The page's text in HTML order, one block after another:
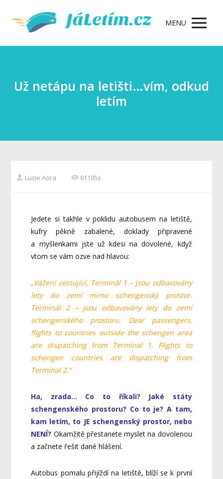
MENU
Už netápu na letišti…vím, odkud
letím
Lucie Aora 91195x
Jedete si takhle v poklidu autobusem na letiště,
kufry pěkně zabalené, doklady připravené
a myšlenkami jste už kdesi na dovolené, když
vtom se vám ozve nad hlavou:
„Vážení cestující, Terminál 1 – jsou odbavovány
lety do zemí mimo schengenský prostor.
Terminál 2 – jsou odbavovány lety do zemí
schengenského prostoru. Dear passengers,
flights to countries outside the schengen area
are dispatching from Terminal 1. Flights to
schengen countries are dispatching from
Terminal 2.“
Ha, zrada… Co to říkali? Jaké státy
schengenského prostoru? Co to je? A tam,
kam letím, to JE schengenský prostor, nebo
NENÍ? Okamžitě přestanete myslet na dovolenou
a začnete řešit dané hlášení.
Autobus pomalu přijíždí na letiště, blíží se k první